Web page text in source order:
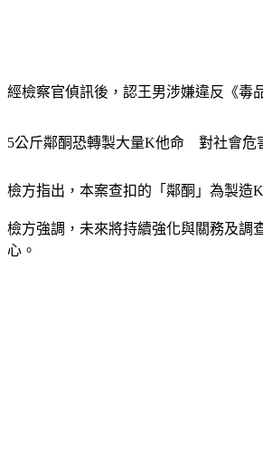
經檢察官偵訊後，認王男涉嫌違反《毒
5公斤鄰酮恐轉製大量K他命　對社會危
檢方指出，本案查扣的「鄰酮」為製造
檢方強調，未來將持續強化與關務及調
心。